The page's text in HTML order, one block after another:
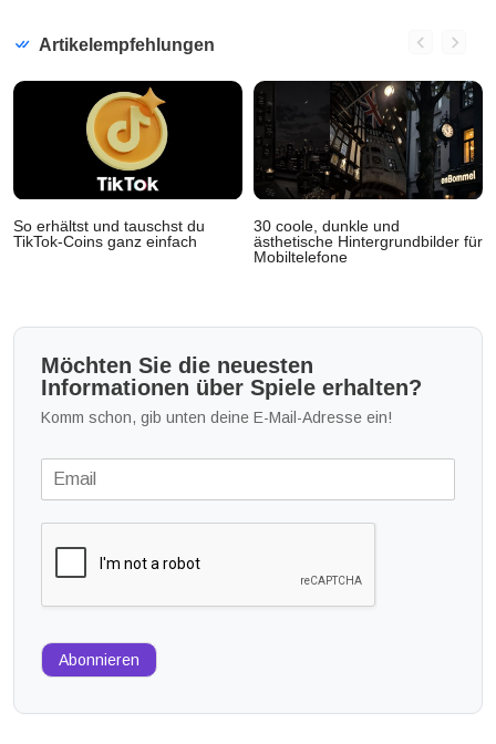
Artikelempfehlungen
So erhältst und tauschst du
TikTok-Coins ganz einfach
30 coole, dunkle und
ästhetische Hintergrundbilder für
Mobiltelefone
Möchten Sie die neuesten
Informationen über Spiele erhalten?
Komm schon, gib unten deine E-Mail-Adresse ein!
Abonnieren